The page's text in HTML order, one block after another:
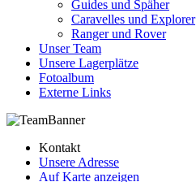
Guides und Späher
Caravelles und Explorer
Ranger und Rover
Unser Team
Unsere Lagerplätze
Fotoalbum
Externe Links
Kontakt
Unsere Adresse
Auf Karte anzeigen